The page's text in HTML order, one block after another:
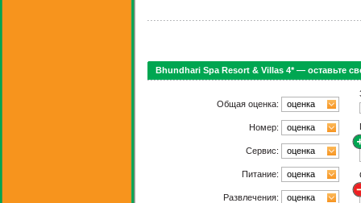
Bhundhari Spa Resort & Villas 4* — оставьте
Общая оценка: оценка
Номер: оценка
Сервис: оценка
Питание: оценка
Развлечения: оценка